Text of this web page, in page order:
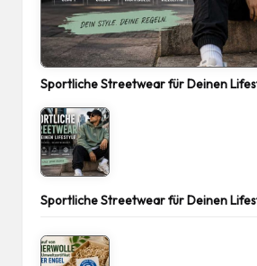
Sportliche Streetwear für Deinen
Sportliche Streetwear für Deinen